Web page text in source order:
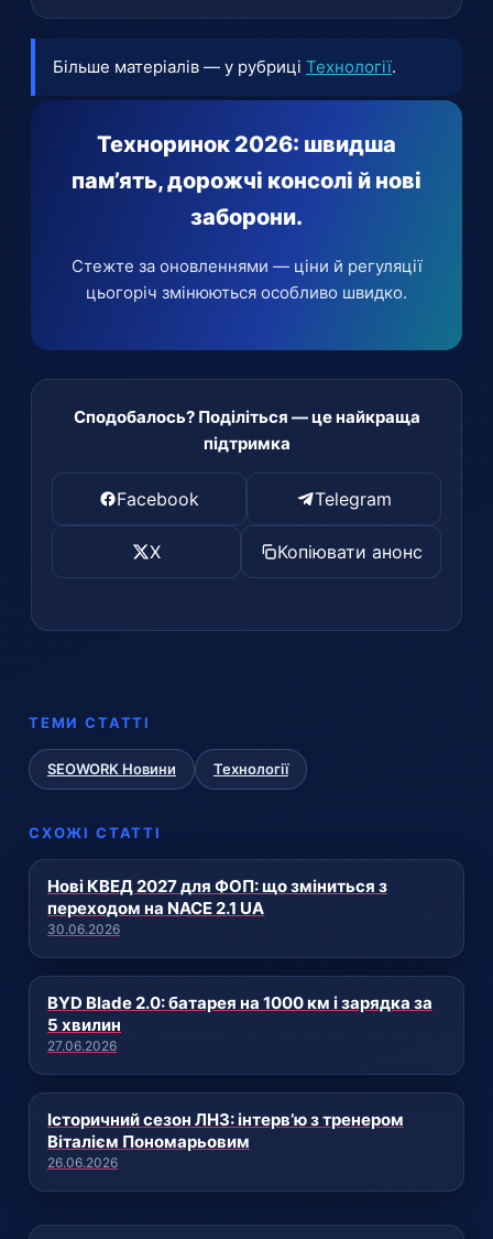
подорожчання пам’яті, через яке компанія
Першими, як очікується, подорожчають
Mac та iPad.
Більше матеріалів — у рубриці Технології.
Техноринок 2026: швидша
пам’ять, дорожчі консолі й нові
заборони.
Стежте за оновленнями — ціни й регуляції
цьогоріч змінюються особливо швидко.
Сподобалось? Поділіться — це найкраща
підтримка
Facebook Telegram
X Копіювати анонс
ТЕМИ СТАТТІ
SEOWORK Новини Технології
СХОЖІ СТАТТІ
Нові КВЕД 2027 для ФОП: що зміниться з
переходом на NACE 2.1 UA
30.06.2026
BYD Blade 2.0: батарея на 1000 км і зарядка за
5 хвилин
27.06.2026
Історичний сезон ЛНЗ: інтерв’ю з тренером
Віталієм Пономарьовим
26.06.2026